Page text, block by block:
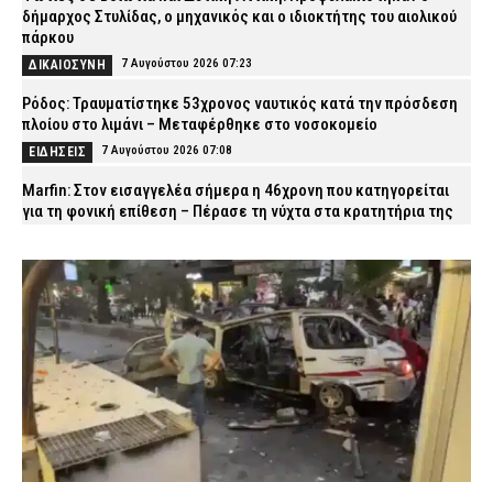
δήμαρχος Στυλίδας, ο μηχανικός και ο ιδιοκτήτης του αιολικού
πάρκου
ΔΙΚΑΙΟΣΥΝΗ 7 Αυγούστου 2026 07:23
Ρόδος: Τραυματίστηκε 53χρονος ναυτικός κατά την πρόσδεση
πλοίου στο λιμάνι – Μεταφέρθηκε στο νοσοκομείο
ΕΙΔΗΣΕΙΣ 7 Αυγούστου 2026 07:08
Marfin: Στον εισαγγελέα σήμερα η 46χρονη που κατηγορείται
για τη φονική επίθεση – Πέρασε τη νύχτα στα κρατητήρια της
ΔΙΚΑΙΟΣΥΝΗ 7 Αυγούστου 2026 07:01
ΔΕΔΔΗΕ: Πού θα σημειωθούν διακοπές ρεύματος σήμερα (7/8)
στην Αττική – Αναλυτικά ώρες και οδοί
ΕΙΔΗΣΕΙΣ 7 Αυγούστου 2026 04:00
Χανιά: Νεκρός 81χρονος που ανασύρθηκε χωρίς τις αισθήσεις
του από παραλία
ΕΙΔΗΣΕΙΣ 6 Αυγούστου 2026 23:42
Τζόκερ: Αυτοί είναι οι τυχεροί αριθμοί που κερδίζουν πάνω από